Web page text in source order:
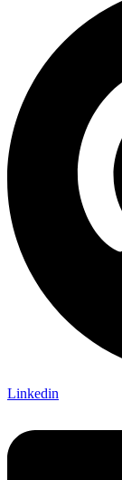
Linkedin